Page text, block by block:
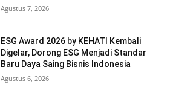
Agustus 7, 2026
ESG Award 2026 by KEHATI Kembali
Digelar, Dorong ESG Menjadi Standar
Baru Daya Saing Bisnis Indonesia
Agustus 6, 2026